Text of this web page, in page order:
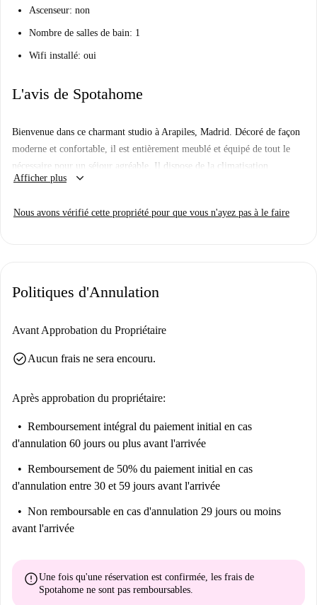
Ascenseur: non
Nombre de salles de bain: 1
Wifi installé: oui
L'avis de Spotahome
Bienvenue dans ce charmant studio à Arapiles, Madrid. Décoré de façon
moderne et confortable, il est entièrement meublé et équipé de tout le
nécessaire pour un séjour agréable. Il dispose de la climatisation
individuelle et d'un système de chauffage électrique individuel pour
en toute simplicité. Les couples sont les bienvenus et nous proposons des
cuisine variée. Le Centro De Arte Moderno, à deux pas, offre également
pendant votre séjour.
Afficher plus keyboard_arrow_down
Nous avons vérifié cette propriété pour que vous n'ayez pas à le faire
Politiques d'Annulation
Avant Approbation du Propriétaire
check_circleAucun frais ne sera encouru.
Après approbation du propriétaire:
Remboursement intégral du paiement initial en cas
d'annulation 60 jours ou plus avant l'arrivée
Remboursement de 50% du paiement initial en cas
d'annulation entre 30 et 59 jours avant l'arrivée
Non remboursable en cas d'annulation 29 jours ou moins
avant l'arrivée
errorUne fois qu'une réservation est confirmée, les frais de
Spotahome ne sont pas remboursables.